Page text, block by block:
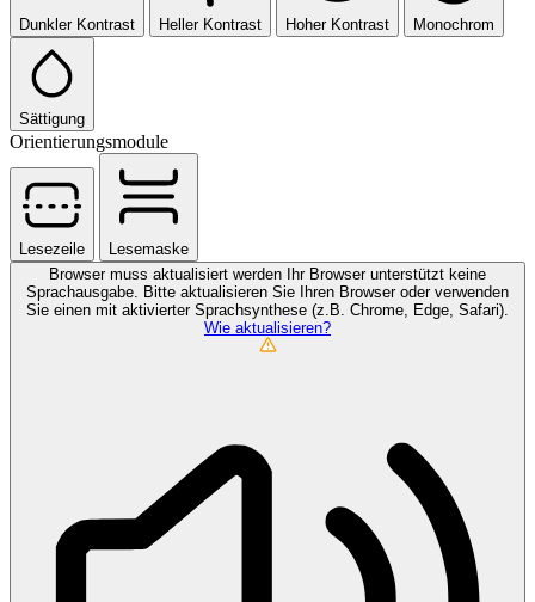
Dunkler Kontrast Heller Kontrast Hoher Kontrast Monochrom
Sättigung
Orientierungsmodule
Lesezeile
Lesemaske
Browser muss aktualisiert werden
Ihr Browser unterstützt keine
Sprachausgabe. Bitte aktualisieren Sie Ihren Browser oder verwenden
Sie einen mit aktivierter Sprachsynthese (z.B. Chrome, Edge, Safari).
Wie aktualisieren?